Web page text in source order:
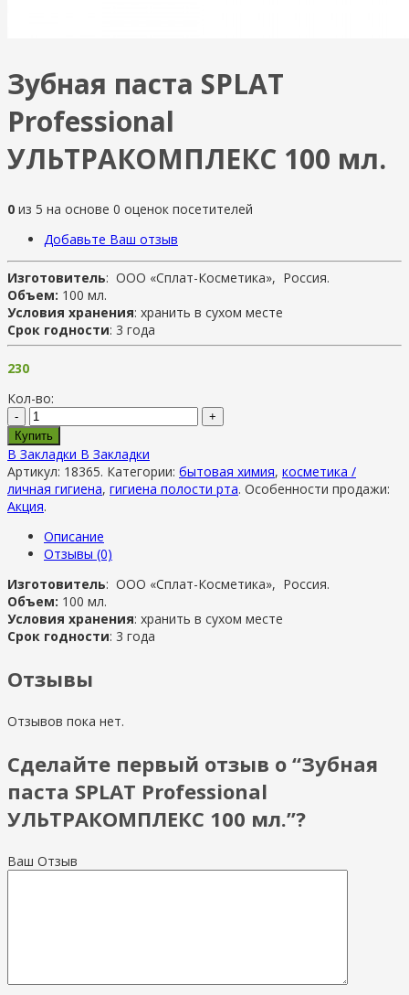
Зубная паста SPLAT
Professional
УЛЬТРАКОМПЛЕКС 100 мл.
0 из 5 на основе 0 оценок посетителей
Добавьте Ваш отзыв
Изготовитель: ООО «Сплат-Косметика», Россия.
Объем: 100 мл.
Условия хранения: хранить в сухом месте
Срок годности: 3 года
230
Кол-во:
-
+
Купить
В Закладки В Закладки
Артикул: 18365. Категории: бытовая химия, косметика /
личная гигиена, гигиена полости рта. Особенности продажи:
Акция.
Описание
Отзывы (0)
Изготовитель: ООО «Сплат-Косметика», Россия.
Объем: 100 мл.
Условия хранения: хранить в сухом месте
Срок годности: 3 года
Отзывы
Отзывов пока нет.
Сделайте первый отзыв о “Зубная
паста SPLAT Professional
УЛЬТРАКОМПЛЕКС 100 мл.”?
Ваш Отзыв